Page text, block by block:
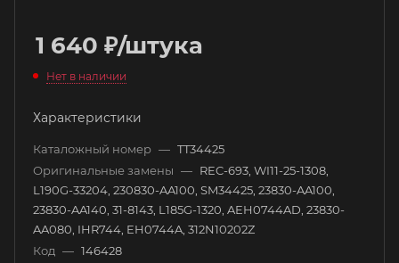
1 640 ₽/штука
Нет в наличии
Характеристики
Каталожный номер — TT34425
Оригинальные замены — REC-693, WI11-25-1308,
L190G-33204, 230830-AA100, SM34425, 23830-AA100,
23830-AA140, 31-8143, L185G-1320, AEH0744AD, 23830-
AA080, IHR744, EH0744A, 312N10202Z
Код — 146428